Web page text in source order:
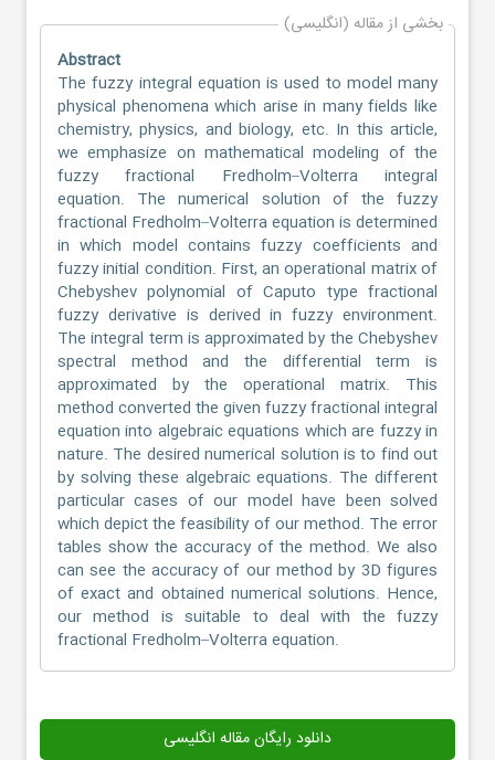
بخشی از مقاله (انگلیسی)
Abstract
The fuzzy integral equation is used to model many
physical phenomena which arise in many fields like
chemistry, physics, and biology, etc. In this article,
we emphasize on mathematical modeling of the
fuzzy fractional Fredholm–Volterra integral
equation. The numerical solution of the fuzzy
fractional Fredholm–Volterra equation is determined
in which model contains fuzzy coefficients and
fuzzy initial condition. First, an operational matrix of
Chebyshev polynomial of Caputo type fractional
fuzzy derivative is derived in fuzzy environment.
The integral term is approximated by the Chebyshev
spectral method and the differential term is
approximated by the operational matrix. This
method converted the given fuzzy fractional integral
equation into algebraic equations which are fuzzy in
nature. The desired numerical solution is to find out
by solving these algebraic equations. The different
particular cases of our model have been solved
which depict the feasibility of our method. The error
tables show the accuracy of the method. We also
can see the accuracy of our method by 3D figures
of exact and obtained numerical solutions. Hence,
our method is suitable to deal with the fuzzy
fractional Fredholm–Volterra equation.
دانلود رایگان مقاله انگلیسی